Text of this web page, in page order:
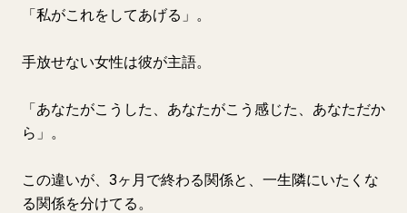
「私がこれをしてあげる」。
手放せない女性は彼が主語。
「あなたがこうした、あなたがこう感じた、あなただか
ら」。
この違いが、3ヶ月で終わる関係と、一生隣にいたくな
る関係を分けてる。